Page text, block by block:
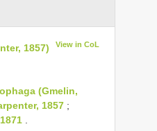
1857) View in CoL
(Gmelin,
1857 ;